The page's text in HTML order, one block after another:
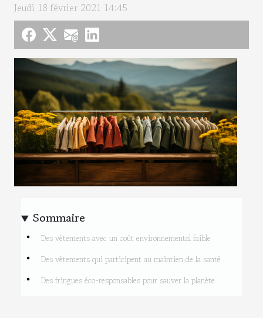
Jeudi 18 février 2021 14:45
Sommaire
Des vêtements avec un coût environnemental faible
Des vêtements qui participent au maintien de la santé
Des fringues éco-responsables pour sauver la planète